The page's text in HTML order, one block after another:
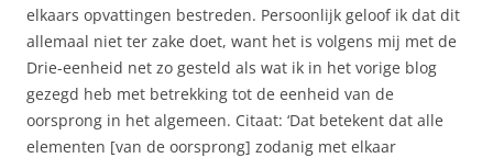
elkaars opvattingen bestreden. Persoonlijk geloof ik dat dit
allemaal niet ter zake doet, want het is volgens mij met de
Drie-eenheid net zo gesteld als wat ik in het vorige blog
gezegd heb met betrekking tot de eenheid van de
oorsprong in het algemeen. Citaat: ‘Dat betekent dat alle
elementen [van de oorsprong] zodanig met elkaar